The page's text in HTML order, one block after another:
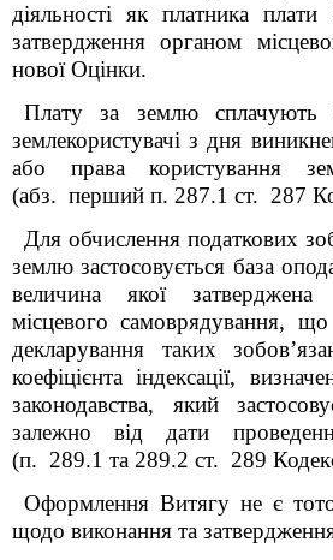
діяльності як платника
затвердження органом
нової Оцінки.
Плату за землю сплачують
землекористувачі з дня
або права користування
(абз. перший п. 287.1 ст. 287
Для обчислення податкових
землю застосовується база
величина якої
місцевого самоврядування,
декларування таких
коефіцієнта індексації,
законодавства, який
залежно від дати
(п. 289.1 та 289.2 ст. 289
Оформлення Витягу не є
щодо виконання та